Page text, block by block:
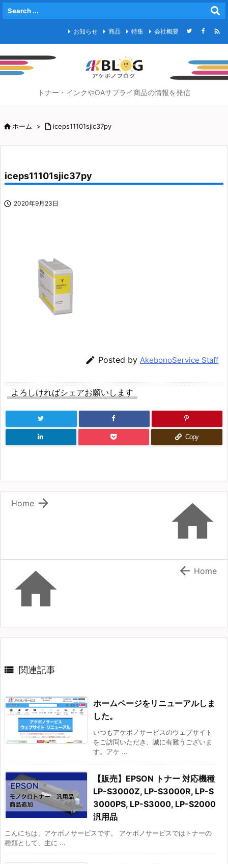
お知らせ 商品 特集 会社概要 
トナー・インクやOAサプライ商品の情報を発信
ホーム >  iceps11101sjic37py
iceps11101sjic37py
 2020年9月23日
 Posted by AkebonoService Staff
よろしければシェアお願いします
Copy


Home
  Home
 関連記事
ホームページをリニューアルしま
した。
いつもアケボノサービスのウェブサイト
をご訪問いただき、誠に有難うございま
す。アケ ...
【販売】EPSON トナー 対応機種
LP-S3000Z, LP-S3000R, LP-S
3000PS, LP-S3000, LP-S2000
汎用品
こんにちは、アケボノサービスです。 アケボノサービスではトナーの
種類として、主に ...